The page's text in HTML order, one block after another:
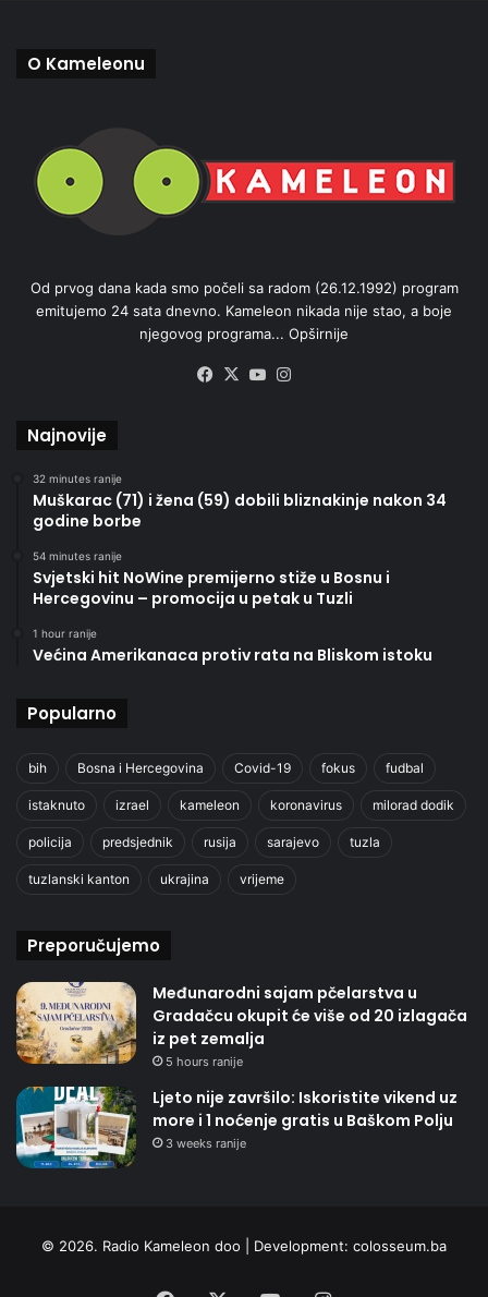
O Kameleonu
Od prvog dana kada smo počeli sa radom (26.12.1992) program
emitujemo 24 sata dnevno. Kameleon nikada nije stao, a boje
njegovog programa... Opširnije
Facebook
X YouTube
Najnovije
32 minutes ranije
Muškarac (71) i žena (59) dobili bliznakinje nakon 34
godine borbe
54 minutes ranije
Svjetski hit NoWine premijerno stiže u Bosnu i
Hercegovinu – promocija u petak u Tuzli
1 hour ranije
Većina Amerikanaca protiv rata na Bliskom istoku
Popularno
bih Bosna i Hercegovina Covid-19 fokus fudbal
istaknuto izrael kameleon koronavirus milorad dodik
policija predsjednik rusija sarajevo tuzla
tuzlanski kanton ukrajina vrijeme
Preporučujemo
Međunarodni sajam pčelarstva u
Gradačcu okupit će više od 20 izlagača
iz pet zemalja
5 hours ranije
Ljeto nije završilo: Iskoristite vikend uz
more i 1 noćenje gratis u Baškom Polju
3 weeks ranije
© 2026. Radio Kameleon doo | Development: colosseum.ba